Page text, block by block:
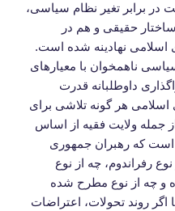
در برابر تغیر نظام سیاسی،
حقیقی و هم در
نهادینه شده است.
ناهمخوان با معیارهای
داوطلبانه قدرت
هر گونه تلاشی برای
جمله ولایت فقیه از اساس
که رهبران جمهوری
رفراندوم، چه از نوع
شده و چه از نوع مطرح شده
روند تحولات، اعتراضات